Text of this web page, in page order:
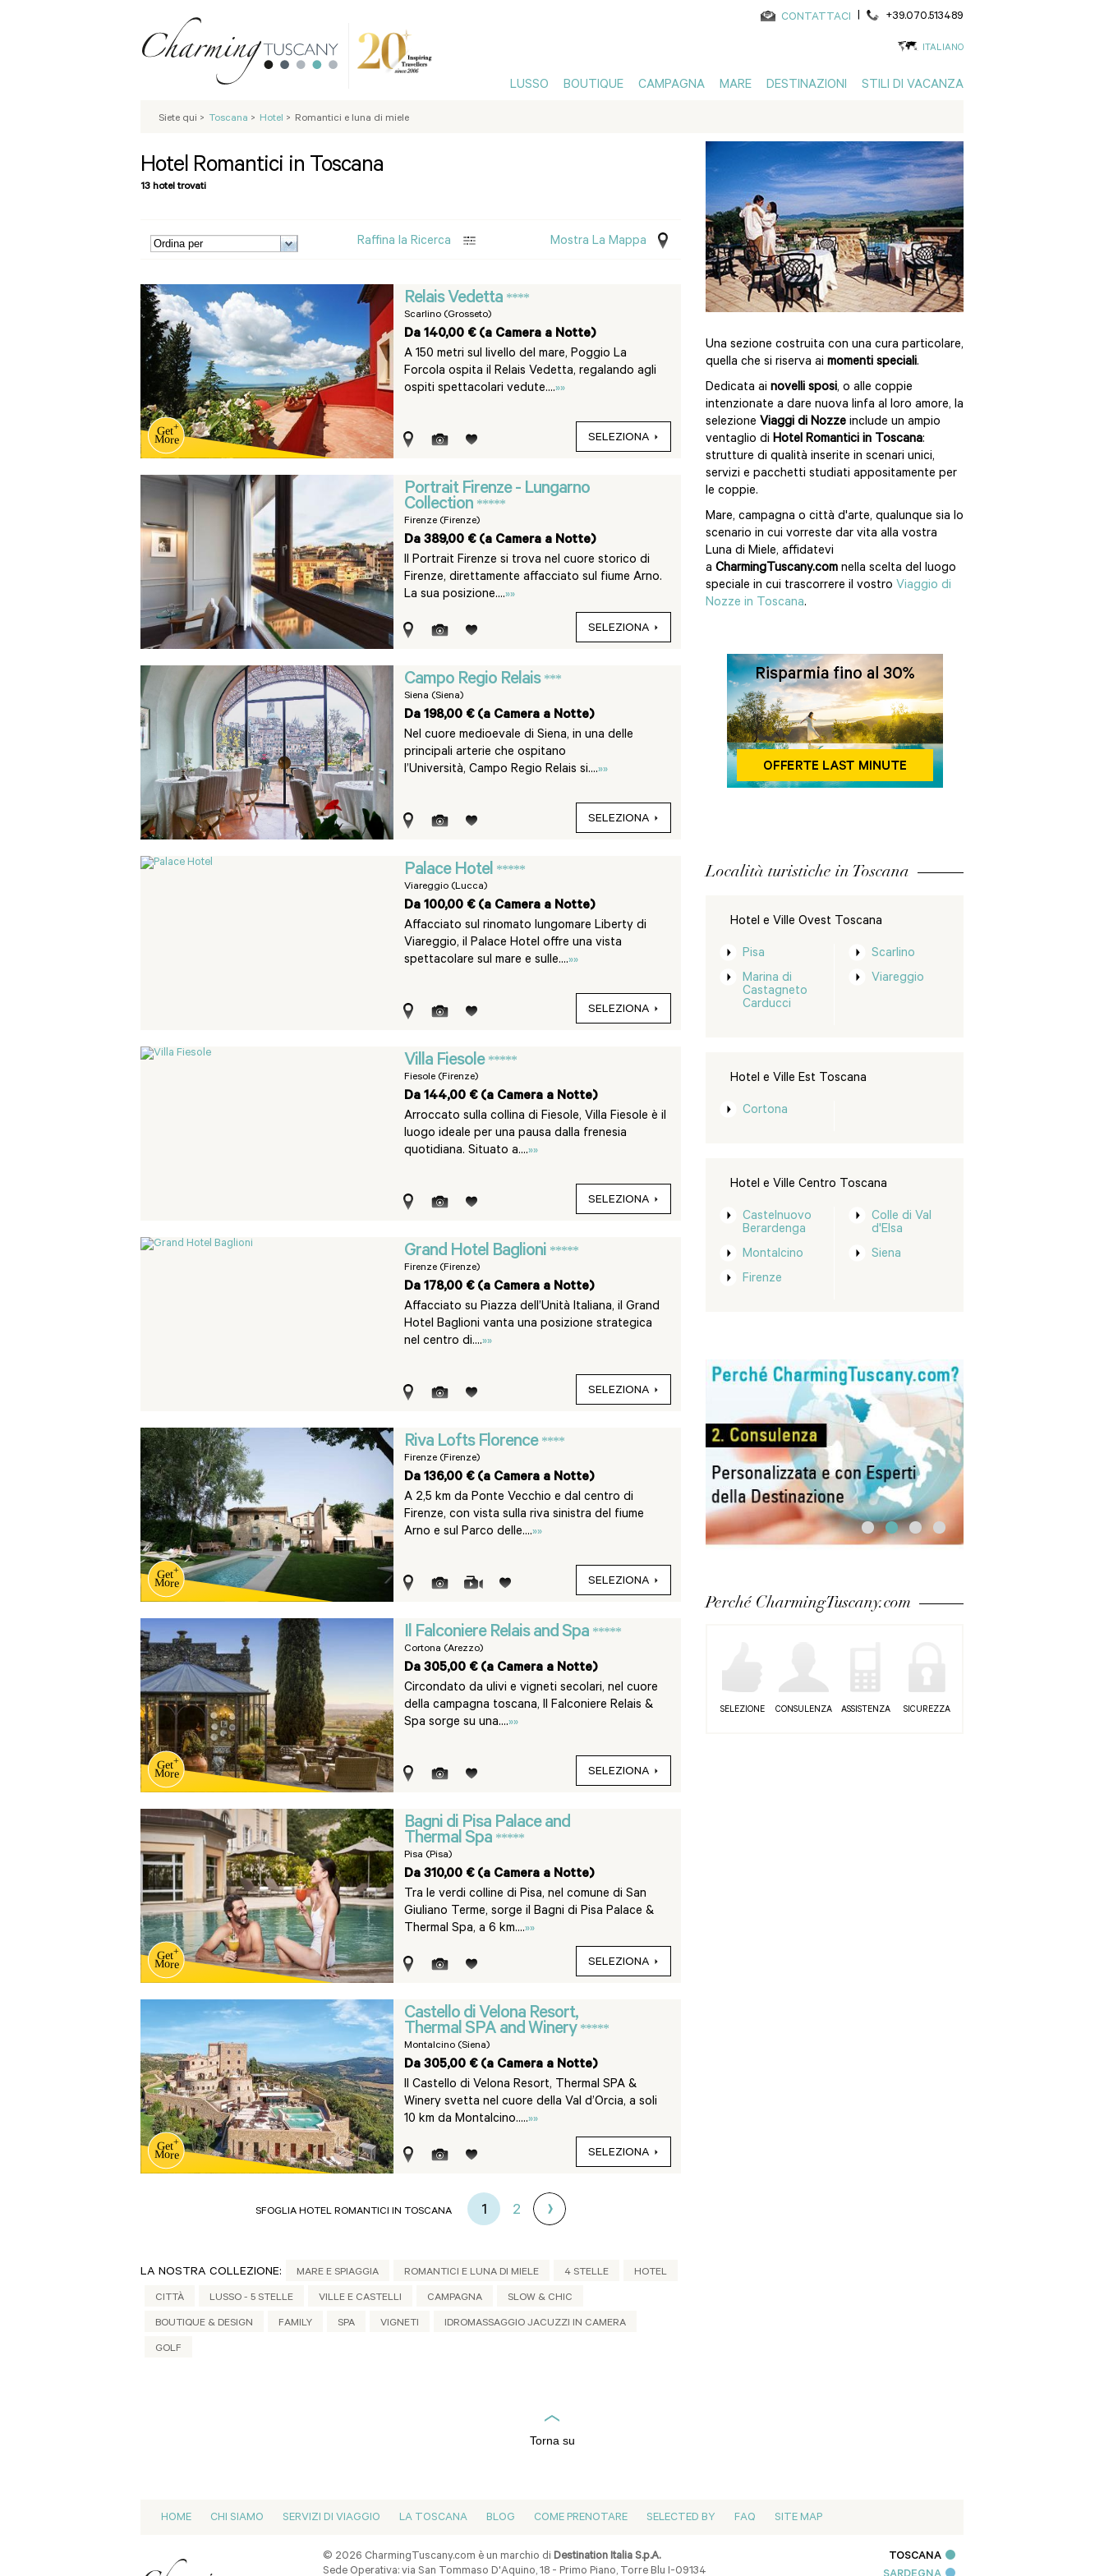
CONTATTACI | +39.070.513489
ITALIANO
LUSSO BOUTIQUE CAMPAGNA MARE DESTINAZIONI STILI DI VACANZA
Siete qui > Toscana > Hotel > Romantici e luna di miele
Hotel Romantici in Toscana
13 hotel trovati
Raffina la Ricerca Mostra La Mappa
Relais Vedetta ****
Scarlino (Grosseto)
Da 140,00 € (a Camera a Notte)
A 150 metri sul livello del mare, Poggio La
Forcola ospita il Relais Vedetta, regalando agli
ospiti spettacolari vedute....»»
SELEZIONA
Portrait Firenze - Lungarno
Collection *****
Firenze (Firenze)
Da 389,00 € (a Camera a Notte)
Il Portrait Firenze si trova nel cuore storico di
Firenze, direttamente affacciato sul fiume Arno.
La sua posizione....»»
SELEZIONA
Campo Regio Relais ***
Siena (Siena)
Da 198,00 € (a Camera a Notte)
Nel cuore medioevale di Siena, in una delle
principali arterie che ospitano
l’Università, Campo Regio Relais si....»»
SELEZIONA
Palace Hotel *****
Viareggio (Lucca)
Da 100,00 € (a Camera a Notte)
Affacciato sul rinomato lungomare Liberty di
Viareggio, il Palace Hotel offre una vista
spettacolare sul mare e sulle....»»
SELEZIONA
Villa Fiesole *****
Fiesole (Firenze)
Da 144,00 € (a Camera a Notte)
Arroccato sulla collina di Fiesole, Villa Fiesole è il
luogo ideale per una pausa dalla frenesia
quotidiana. Situato a....»»
SELEZIONA
Grand Hotel Baglioni *****
Firenze (Firenze)
Da 178,00 € (a Camera a Notte)
Affacciato su Piazza dell’Unità Italiana, il Grand
Hotel Baglioni vanta una posizione strategica
nel centro di....»»
SELEZIONA
Riva Lofts Florence ****
Firenze (Firenze)
Da 136,00 € (a Camera a Notte)
A 2,5 km da Ponte Vecchio e dal centro di
Firenze, con vista sulla riva sinistra del fiume
Arno e sul Parco delle....»»
SELEZIONA
Il Falconiere Relais and Spa *****
Cortona (Arezzo)
Da 305,00 € (a Camera a Notte)
Circondato da ulivi e vigneti secolari, nel cuore
della campagna toscana, Il Falconiere Relais &
Spa sorge su una....»»
SELEZIONA
Bagni di Pisa Palace and
Thermal Spa *****
Pisa (Pisa)
Da 310,00 € (a Camera a Notte)
Tra le verdi colline di Pisa, nel comune di San
Giuliano Terme, sorge il Bagni di Pisa Palace &
Thermal Spa, a 6 km....»»
SELEZIONA
Castello di Velona Resort,
Thermal SPA and Winery *****
Montalcino (Siena)
Da 305,00 € (a Camera a Notte)
Il Castello di Velona Resort, Thermal SPA &
Winery svetta nel cuore della Val d’Orcia, a soli
10 km da Montalcino.....»»
SELEZIONA
SFOGLIA HOTEL ROMANTICI IN TOSCANA 1 2
LA NOSTRA COLLEZIONE: MARE E SPIAGGIA ROMANTICI E LUNA DI MIELE 4 STELLE HOTEL
CITTÀ LUSSO - 5 STELLE VILLE E CASTELLI CAMPAGNA SLOW & CHIC
BOUTIQUE & DESIGN FAMILY SPA VIGNETI IDROMASSAGGIO JACUZZI IN CAMERA
GOLF
Una sezione costruita con una cura particolare,
quella che si riserva ai momenti speciali.
Dedicata ai novelli sposi, o alle coppie
intenzionate a dare nuova linfa al loro amore, la
selezione Viaggi di Nozze include un ampio
ventaglio di Hotel Romantici in Toscana:
strutture di qualità inserite in scenari unici,
servizi e pacchetti studiati appositamente per
le coppie.
Mare, campagna o città d'arte, qualunque sia lo
scenario in cui vorreste dar vita alla vostra
Luna di Miele, affidatevi
a CharmingTuscany.com nella scelta del luogo
speciale in cui trascorrere il vostro Viaggio di
Nozze in Toscana.
Località turistiche in Toscana
Hotel e Ville Ovest Toscana
Pisa
Marina di
Castagneto
Carducci
Scarlino
Viareggio
Hotel e Ville Est Toscana
Cortona
Hotel e Ville Centro Toscana
Castelnuovo
Berardenga
Montalcino
Firenze
Colle di Val
d'Elsa
Siena
Perché CharmingTuscany.com
SELEZIONE CONSULENZA ASSISTENZA SICUREZZA
Torna su
HOME CHI SIAMO SERVIZI DI VIAGGIO LA TOSCANA BLOG COME PRENOTARE SELECTED BY FAQ SITE MAP
© 2026 CharmingTuscany.com è un marchio diDestination Italia S.p.A.
Sede Operativa: via San Tommaso D'Aquino, 18 - Primo Piano, Torre Blu I-09134
TOSCANA